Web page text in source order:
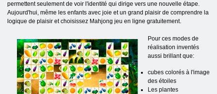
permettent seulement de voir l'identité qui dirige vers une nouvelle étape.
Aujourd'hui, même les enfants avec joie et un grand plaisir de comprendre la
logique de plaisir et choisissez Mahjong jeu en ligne gratuitement.
Pour ces modes de
réalisation inventés
aussi brillant que:
cubes colorés à l'image
des étoiles
Les plantes